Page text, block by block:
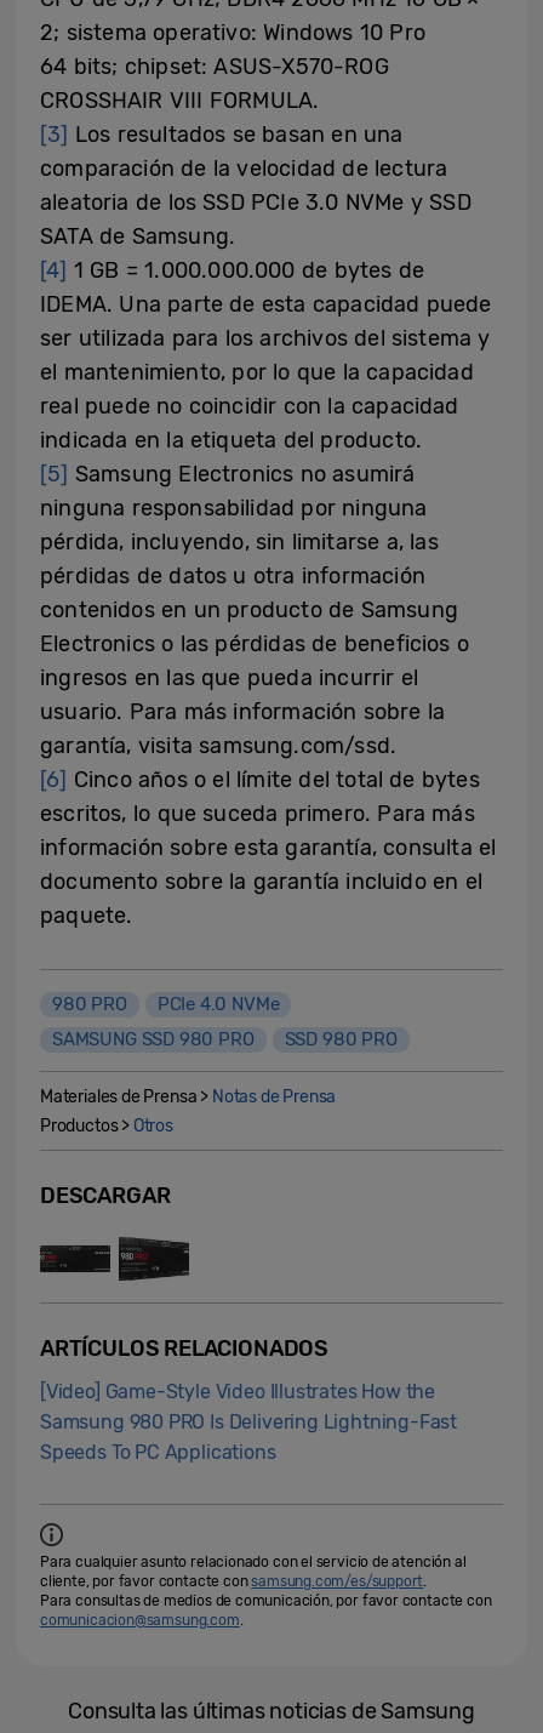
2; sistema operativo: Windows 10 Pro
64 bits; chipset: ASUS-X570-ROG
CROSSHAIR VIII FORMULA.
[3] Los resultados se basan en una
comparación de la velocidad de lectura
aleatoria de los SSD PCIe 3.0 NVMe y SSD
SATA de Samsung.
[4] 1 GB = 1.000.000.000 de bytes de
IDEMA. Una parte de esta capacidad puede
ser utilizada para los archivos del sistema y
el mantenimiento, por lo que la capacidad
real puede no coincidir con la capacidad
indicada en la etiqueta del producto.
[5] Samsung Electronics no asumirá
ninguna responsabilidad por ninguna
pérdida, incluyendo, sin limitarse a, las
pérdidas de datos u otra información
contenidos en un producto de Samsung
Electronics o las pérdidas de beneficios o
ingresos en las que pueda incurrir el
usuario. Para más información sobre la
garantía, visita samsung.com/ssd.
[6] Cinco años o el límite del total de bytes
escritos, lo que suceda primero. Para más
información sobre esta garantía, consulta el
documento sobre la garantía incluido en el
paquete.
980 PRO
PCIe 4.0 NVMe
SAMSUNG SSD 980 PRO
SSD 980 PRO
Materiales de Prensa > Notas de Prensa
Productos > Otros
DESCARGAR
ARTÍCULOS RELACIONADOS
[Video] Game-Style Video Illustrates How the
Samsung 980 PRO Is Delivering Lightning-Fast
Speeds To PC Applications
Para cualquier asunto relacionado con el servicio de atención al
cliente, por favor contacte consamsung.com/es/support.
Para consultas de medios de comunicación, por favor contacte con
comunicacion@samsung.com.
Consulta las últimas noticias de Samsung